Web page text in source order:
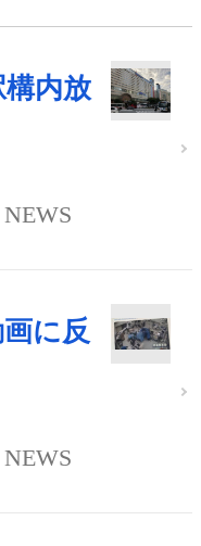
内放
に反